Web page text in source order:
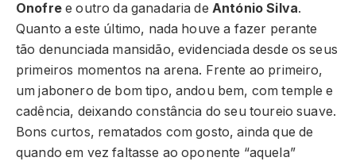
Onofree outro da ganadaria de António Silva.
Quanto a este último, nada houve a fazer perante
tão denunciada mansidão, evidenciada desde os seus
primeiros momentos na arena. Frente ao primeiro,
um jabonero de bom tipo, andou bem, com temple e
cadência, deixando constância do seu toureio suave.
Bons curtos, rematados com gosto, ainda que de
quando em vez faltasse ao oponente “aquela”